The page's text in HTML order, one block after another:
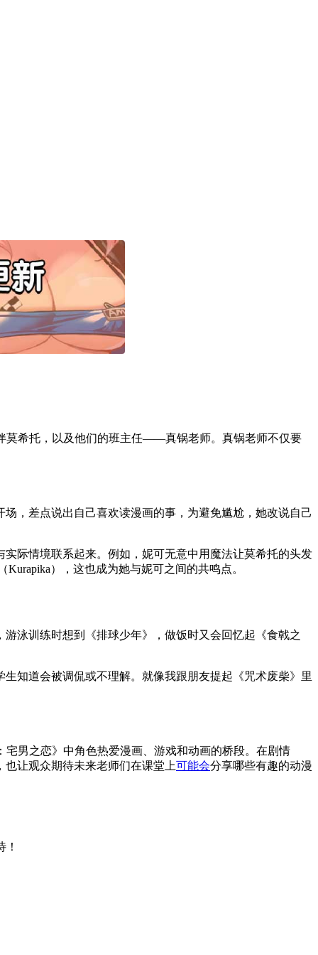
莫希托，以及他们的班主任——真锅老师。真锅老师不仅要
，差点说出自己喜欢读漫画的事，为避免尴尬，她改说自己
际情境联系起来。例如，妮可无意中用魔法让莫希托的头发
），这也成为她与妮可之间的共鸣点。
泳训练时想到《排球少年》，做饭时又会回忆起《食戟之
知道会被调侃或不理解。就像我跟朋友提起《咒术废柴》里
男之恋》中角色热爱漫画、游戏和动画的桥段。在剧情
让观众期待未来老师们在课堂上可能会分享哪些有趣的动漫